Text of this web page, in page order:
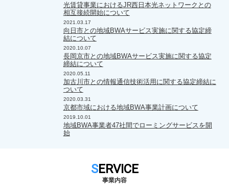
光賃貸事業におけるJR西日本光ネットワークとの
相互接続開始について
2021.03.17
向日市との地域BWAサービス実施に関する協定締
結について
2020.10.07
長岡京市との地域BWAサービス実施に関する協定
締結について
2020.05.11
加古川市との情報通信技術活用に関する協定締結に
ついて
2020.03.31
京都市域における地域BWA事業計画について
2019.10.01
地域BWA事業者47社間でローミングサービスを開
始
SERVICE
事業内容